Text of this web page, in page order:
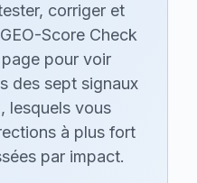
corriger et
Score Check
pour voir
des sept signaux
lesquels vous
à plus fort
par impact.